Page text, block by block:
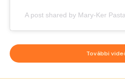
A post shared by Mary-Ker
További